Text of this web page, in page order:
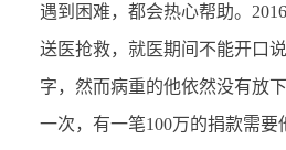
遇到困难，都会热心帮助。
送医抢救，就医期间不能开口
字，然而病重的他依然没有放
一次，有一笔100万的捐款需要